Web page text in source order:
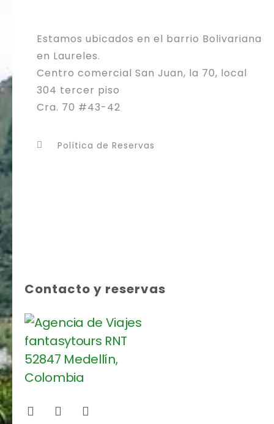
Estamos ubicados en el barrio Bolivariana
en Laureles.
Centro comercial San Juan, la 70, local
304 tercer piso
Cra. 70 #43-42
Política de Reservas
Contacto y reservas